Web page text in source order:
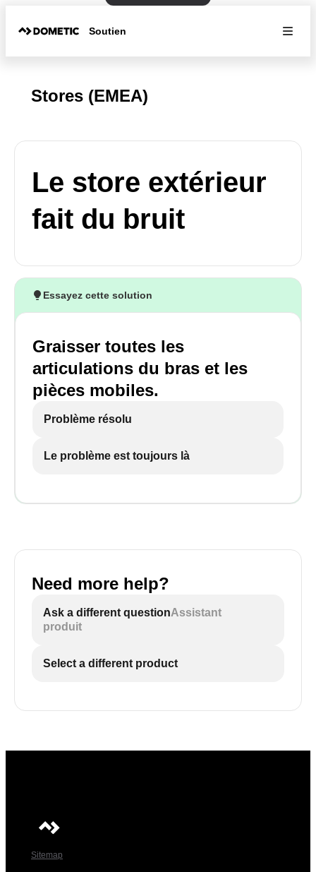
Soutien
Stores (EMEA)
Le store extérieur
fait du bruit
Essayez cette solution
Graisser toutes les
articulations du bras et les
pièces mobiles.
Problème résolu
Le problème est toujours là
Need more help?
Ask a different questionAssistant
produit
Select a different product
Sitemap